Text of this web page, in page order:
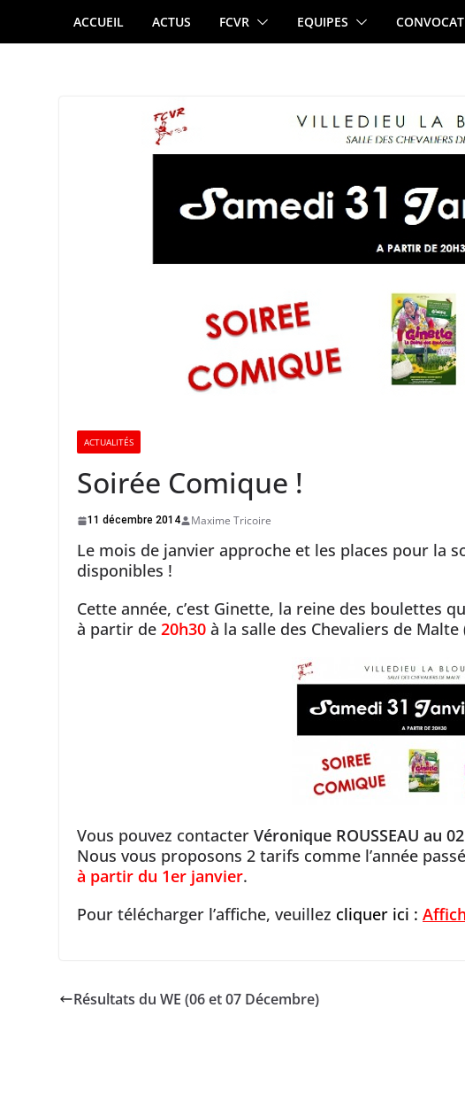
ACCUEIL ACTUS FCVR EQUIPES
ACTUALITÉS
Soirée Comique !
11 décembre 2014 Maxime Tricoire
Le mois de janvier approche et les places pour la
disponibles !
Cette année, c’est Ginette, la reine des boulettes
à partir de20h30 à la salle des Chevaliers de
Vous pouvez contacterVéronique ROUSSEAU au
Nous vous proposons 2 tarifs comme l’année
à partir du 1er janvier.
Pour télécharger l’affiche, veuillez cliquer ici :
Résultats du WE (06 et 07 Décembre)